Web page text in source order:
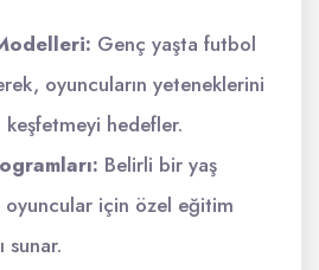
Genç yaşta futbol
oyuncuların yeteneklerini
keşfetmeyi hedefler.
Belirli bir yaş
için özel eğitim
sunar.